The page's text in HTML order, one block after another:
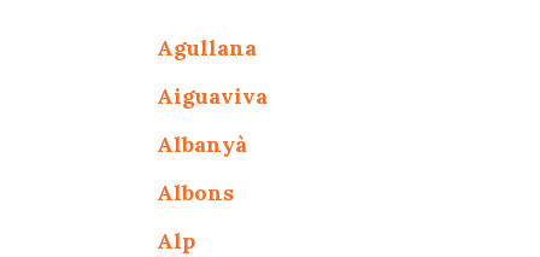
Agullana
Aiguaviva
Albanyà
Albons
Alp